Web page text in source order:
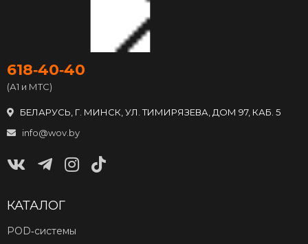
618‑40‑40
(А1 и МТС)
БЕЛАРУСЬ, Г. МИНСК, УЛ. ТИМИРЯЗЕВА, ДОМ 97, КАБ. 5
info@wov.by
КАТАЛОГ
POD‑системы